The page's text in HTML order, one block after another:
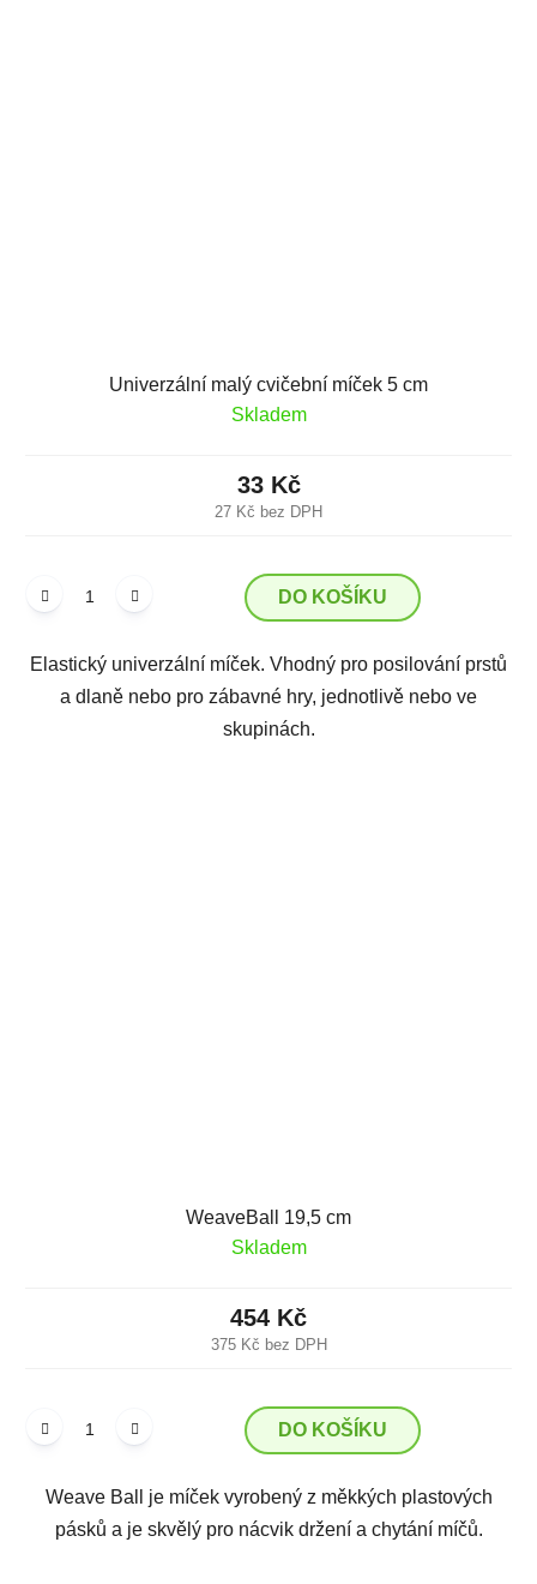
Univerzální malý cvičební míček 5 cm
Skladem
27 Kč bez DPH
33 Kč
DO KOŠÍKU
Elastický univerzální míček. Vhodný pro posilování prstů
a dlaně nebo pro zábavné hry, jednotlivě nebo ve
skupinách.
WeaveBall 19,5 cm
Skladem
375 Kč bez DPH
454 Kč
DO KOŠÍKU
Weave Ball je míček vyrobený z měkkých plastových
pásků a je skvělý pro nácvik držení a chytání míčů.